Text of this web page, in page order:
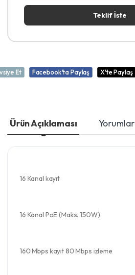
Teklif İste
Et Facebook'ta Paylaş X'te Paylaş
Ürün Açıklaması Yorumlar
16 Kanal kayıt
16 Kanal PoE (Maks. 150W)
160 Mbps kayıt 80 Mbps izleme